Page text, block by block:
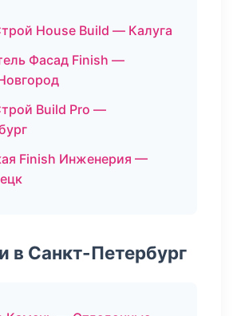
House Build — Калуга
Фасад Finish —
Build Pro —
Finish Инженерия —
в Санкт-Петербург